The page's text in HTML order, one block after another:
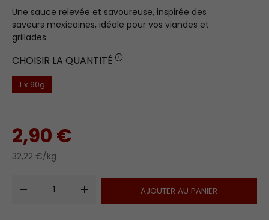
Une sauce relevée et savoureuse, inspirée des
saveurs mexicaines, idéale pour vos viandes et
grillades.
CHOISIR LA QUANTITÉ
1 x 90g
2,90 €
32,22 €/kg
-
+ AJOUTER AU PANIER